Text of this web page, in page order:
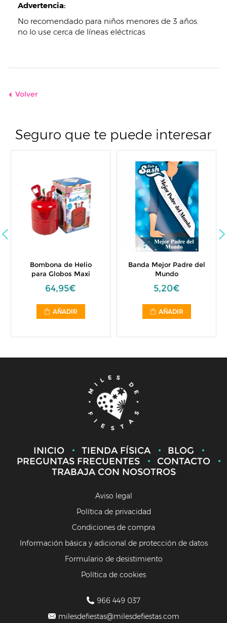
Advertencia:
No recomendado para niños menores de 3 años.
no lo use cerca de líneas eléctricas
Volver
Seguro que te puede interesar
Bombona de Helio
para Globos Maxi
64,95€
AÑADIR
Banda Mejor Padre del
Mundo
5,20€
AÑADIR
INICIO TIENDA FÍSICA
BLOG
PREGUNTAS FRECUENTES
CONTACTO
TRABAJA CON NOSOTROS
Aviso legal
Política de privacidad
Condiciones de compra
Información básica y adicional de protección de datos
Formulario de desistimiento
Política de cookies
966 449 037
milesdefiestas@milesdefiestas.com